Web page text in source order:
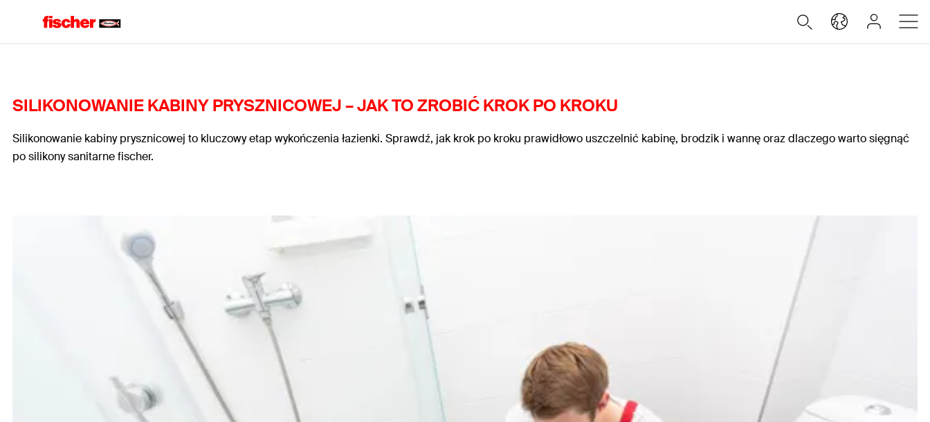
SILIKONOWANIE KABINY PRYSZNICOWEJ – JAK TO ZROBIĆ KROK PO KROKU
Silikonowanie kabiny prysznicowej to kluczowy etap wykończenia łazienki. Sprawdź, jak krok po kroku prawidłowo uszczelnić kabinę, brodzik i wannę oraz dlaczego warto sięgnąć
po silikony sanitarne fischer.